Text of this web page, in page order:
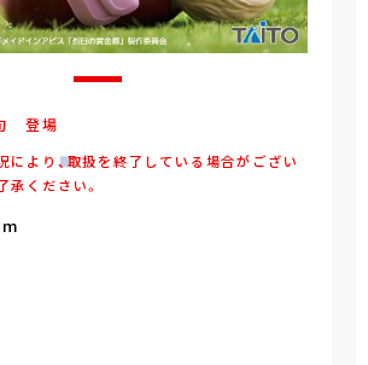
登場
より、取扱を終了している場合がござい
承ください。